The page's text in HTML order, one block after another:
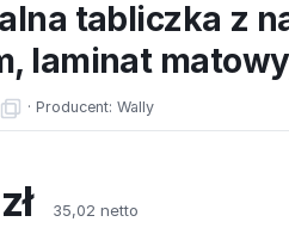
tabliczka z
laminat
· Producent: Wally
zł 35,02 netto